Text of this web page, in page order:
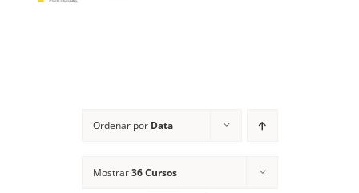
Financiado
Ordenar por Data
Mostrar36 Cursos